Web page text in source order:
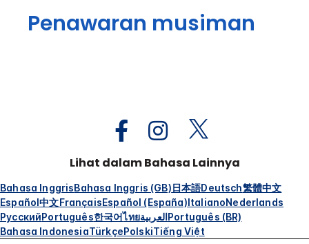
Penawaran musiman
Lihat dalam Bahasa Lainnya
Bahasa InggrisBahasa Inggris (GB)日本語Deutsch繁體中文
Español中文FrançaisEspañol (España)ItalianoNederlands
РусскийPortuguês한국어ไทยالعربيةPortuguês (BR)
Bahasa IndonesiaTürkçePolskiTiếng Việt